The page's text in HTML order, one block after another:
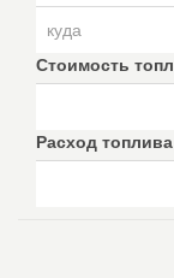
Стоимость
Расход